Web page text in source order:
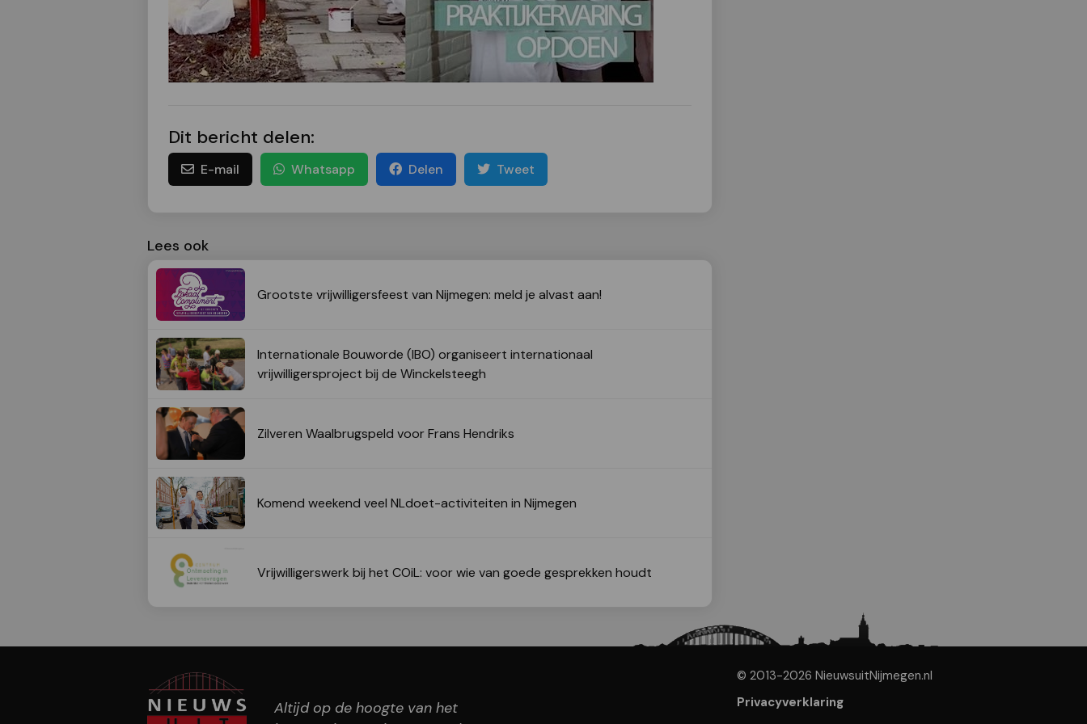
Dit bericht delen:
E-mail Whatsapp Delen Tweet
Lees ook
Grootste vrijwilligersfeest van Nijmegen: meld je alvast aan!
Internationale Bouworde (IBO) organiseert internationaal
vrijwilligersproject bij de Winckelsteegh
Zilveren Waalbrugspeld voor Frans Hendriks
Komend weekend veel NLdoet-activiteiten in Nijmegen
Vrijwilligerswerk bij het COiL: voor wie van goede gesprekken houdt
Altijd op de hoogte van het
© 2013-2026 NieuwsuitNijmegen.nl
Privacyverklaring